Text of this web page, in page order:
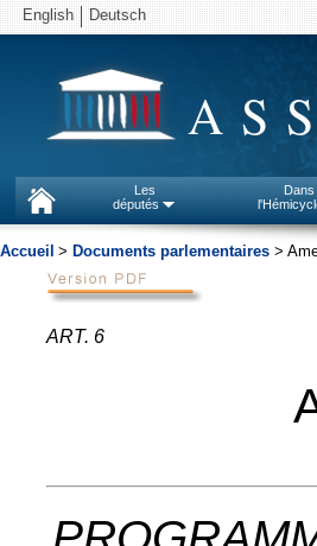
English Deutsch
Les
députés
Dans
Accueil > Documents parlementaires >
ART. 6